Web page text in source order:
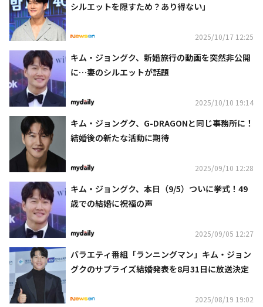
シルエットを隠すため？あり得ない」
2025/10/17 12:25
キム・ジョングク、新婚旅行の動画を突然非公開
に…妻のシルエットが話題
2025/10/10 19:14
キム・ジョングク、G-DRAGONと同じ事務所に！
結婚後の新たな活動に期待
2025/09/10 12:28
キム・ジョングク、本日（9/5）ついに挙式！49
歳での結婚に祝福の声
2025/09/05 12:27
バラエティ番組「ランニングマン」キム・ジョン
グクのサプライズ結婚発表を8月31日に放送決定
2025/08/19 19:02